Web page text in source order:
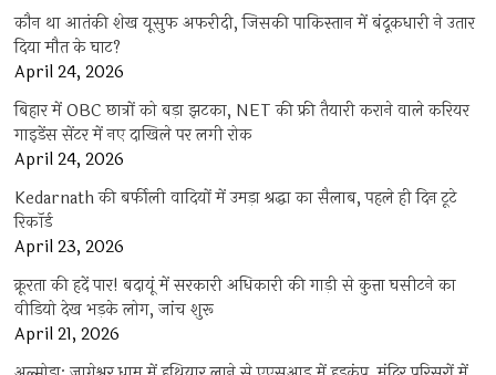
कौन था आतंकी शेख यूसुफ अफरीदी, जिसकी पाकिस्तान में बंदूकधारी ने उतार
दिया मौत के घाट?
April 24, 2026
बिहार में OBC छात्रों को बड़ा झटका, NET की फ्री तैयारी कराने वाले करियर
गाइडेंस सेंटर में नए दाखिले पर लगी रोक
April 24, 2026
Kedarnath की बर्फीली वादियों में उमड़ा श्रद्धा का सैलाब, पहले ही दिन टूटे
रिकॉर्ड
April 23, 2026
क्रूरता की हदें पार! बदायूं में सरकारी अधिकारी की गाड़ी से कुत्ता घसीटने का
वीडियो देख भड़के लोग, जांच शुरू
April 21, 2026